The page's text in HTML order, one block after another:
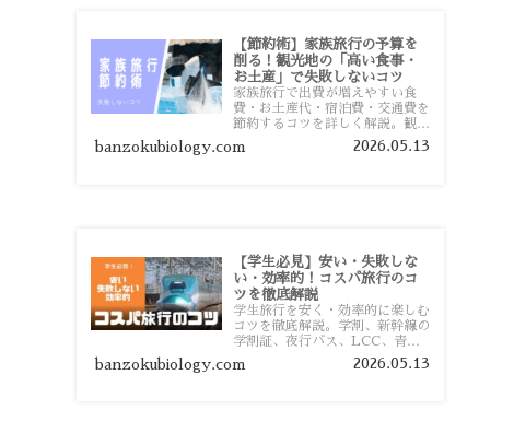
【節約術】家族旅行の予算を
削る！観光地の「高い食事・
お土産」で失敗しないコツ
家族旅行で出費が増えやすい食
費・お土産代・宿泊費・交通費を
節約するコツを詳しく解説。観光
地価格を避ける方法や、早割・ス
ーパー活用術、予算管理のポイン
banzokubiology.com 2026.05.13
【学生必見】安い・失敗しな
い・効率的！コスパ旅行のコ
ツを徹底解説
学生旅行を安く・効率的に楽しむ
コツを徹底解説。学割、新幹線の
学割証、夜行バス、LCC、青春
18きっぷ、レンタカー割り勘な
ど、学生向けの節約旅行術を詳し
banzokubiology.com 2026.05.13